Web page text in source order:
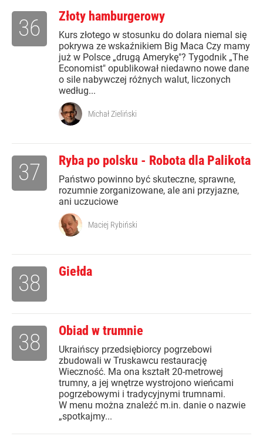
Złoty hamburgerowy
Kurs złotego w stosunku do dolara niemal się
pokrywa ze wskaźnikiem Big Maca Czy mamy
już w Polsce „drugą Amerykę"? Tygodnik „The
Economist" opublikował niedawno nowe dane
o sile nabywczej różnych walut, liczonych
według...
36
Michał Zieliński
Ryba po polsku - Robota dla Palikota
Państwo powinno być skuteczne, sprawne,
rozumnie zorganizowane, ale ani przyjazne,
ani uczuciowe
37
Maciej Rybiński
Giełda
38
Obiad w trumnie
Ukraińscy przedsiębiorcy pogrzebowi
zbudowali w Truskawcu restaurację
Wieczność. Ma ona kształt 20-metrowej
trumny, a jej wnętrze wystrojono wieńcami
pogrzebowymi i tradycyjnymi trumnami.
W menu można znaleźć m.in. danie o nazwie
„spotkajmy...
38